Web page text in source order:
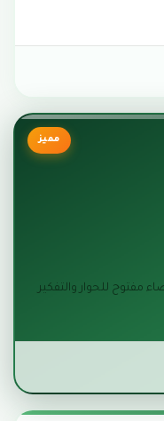
مميز
مفتوح للحوار والتفكير